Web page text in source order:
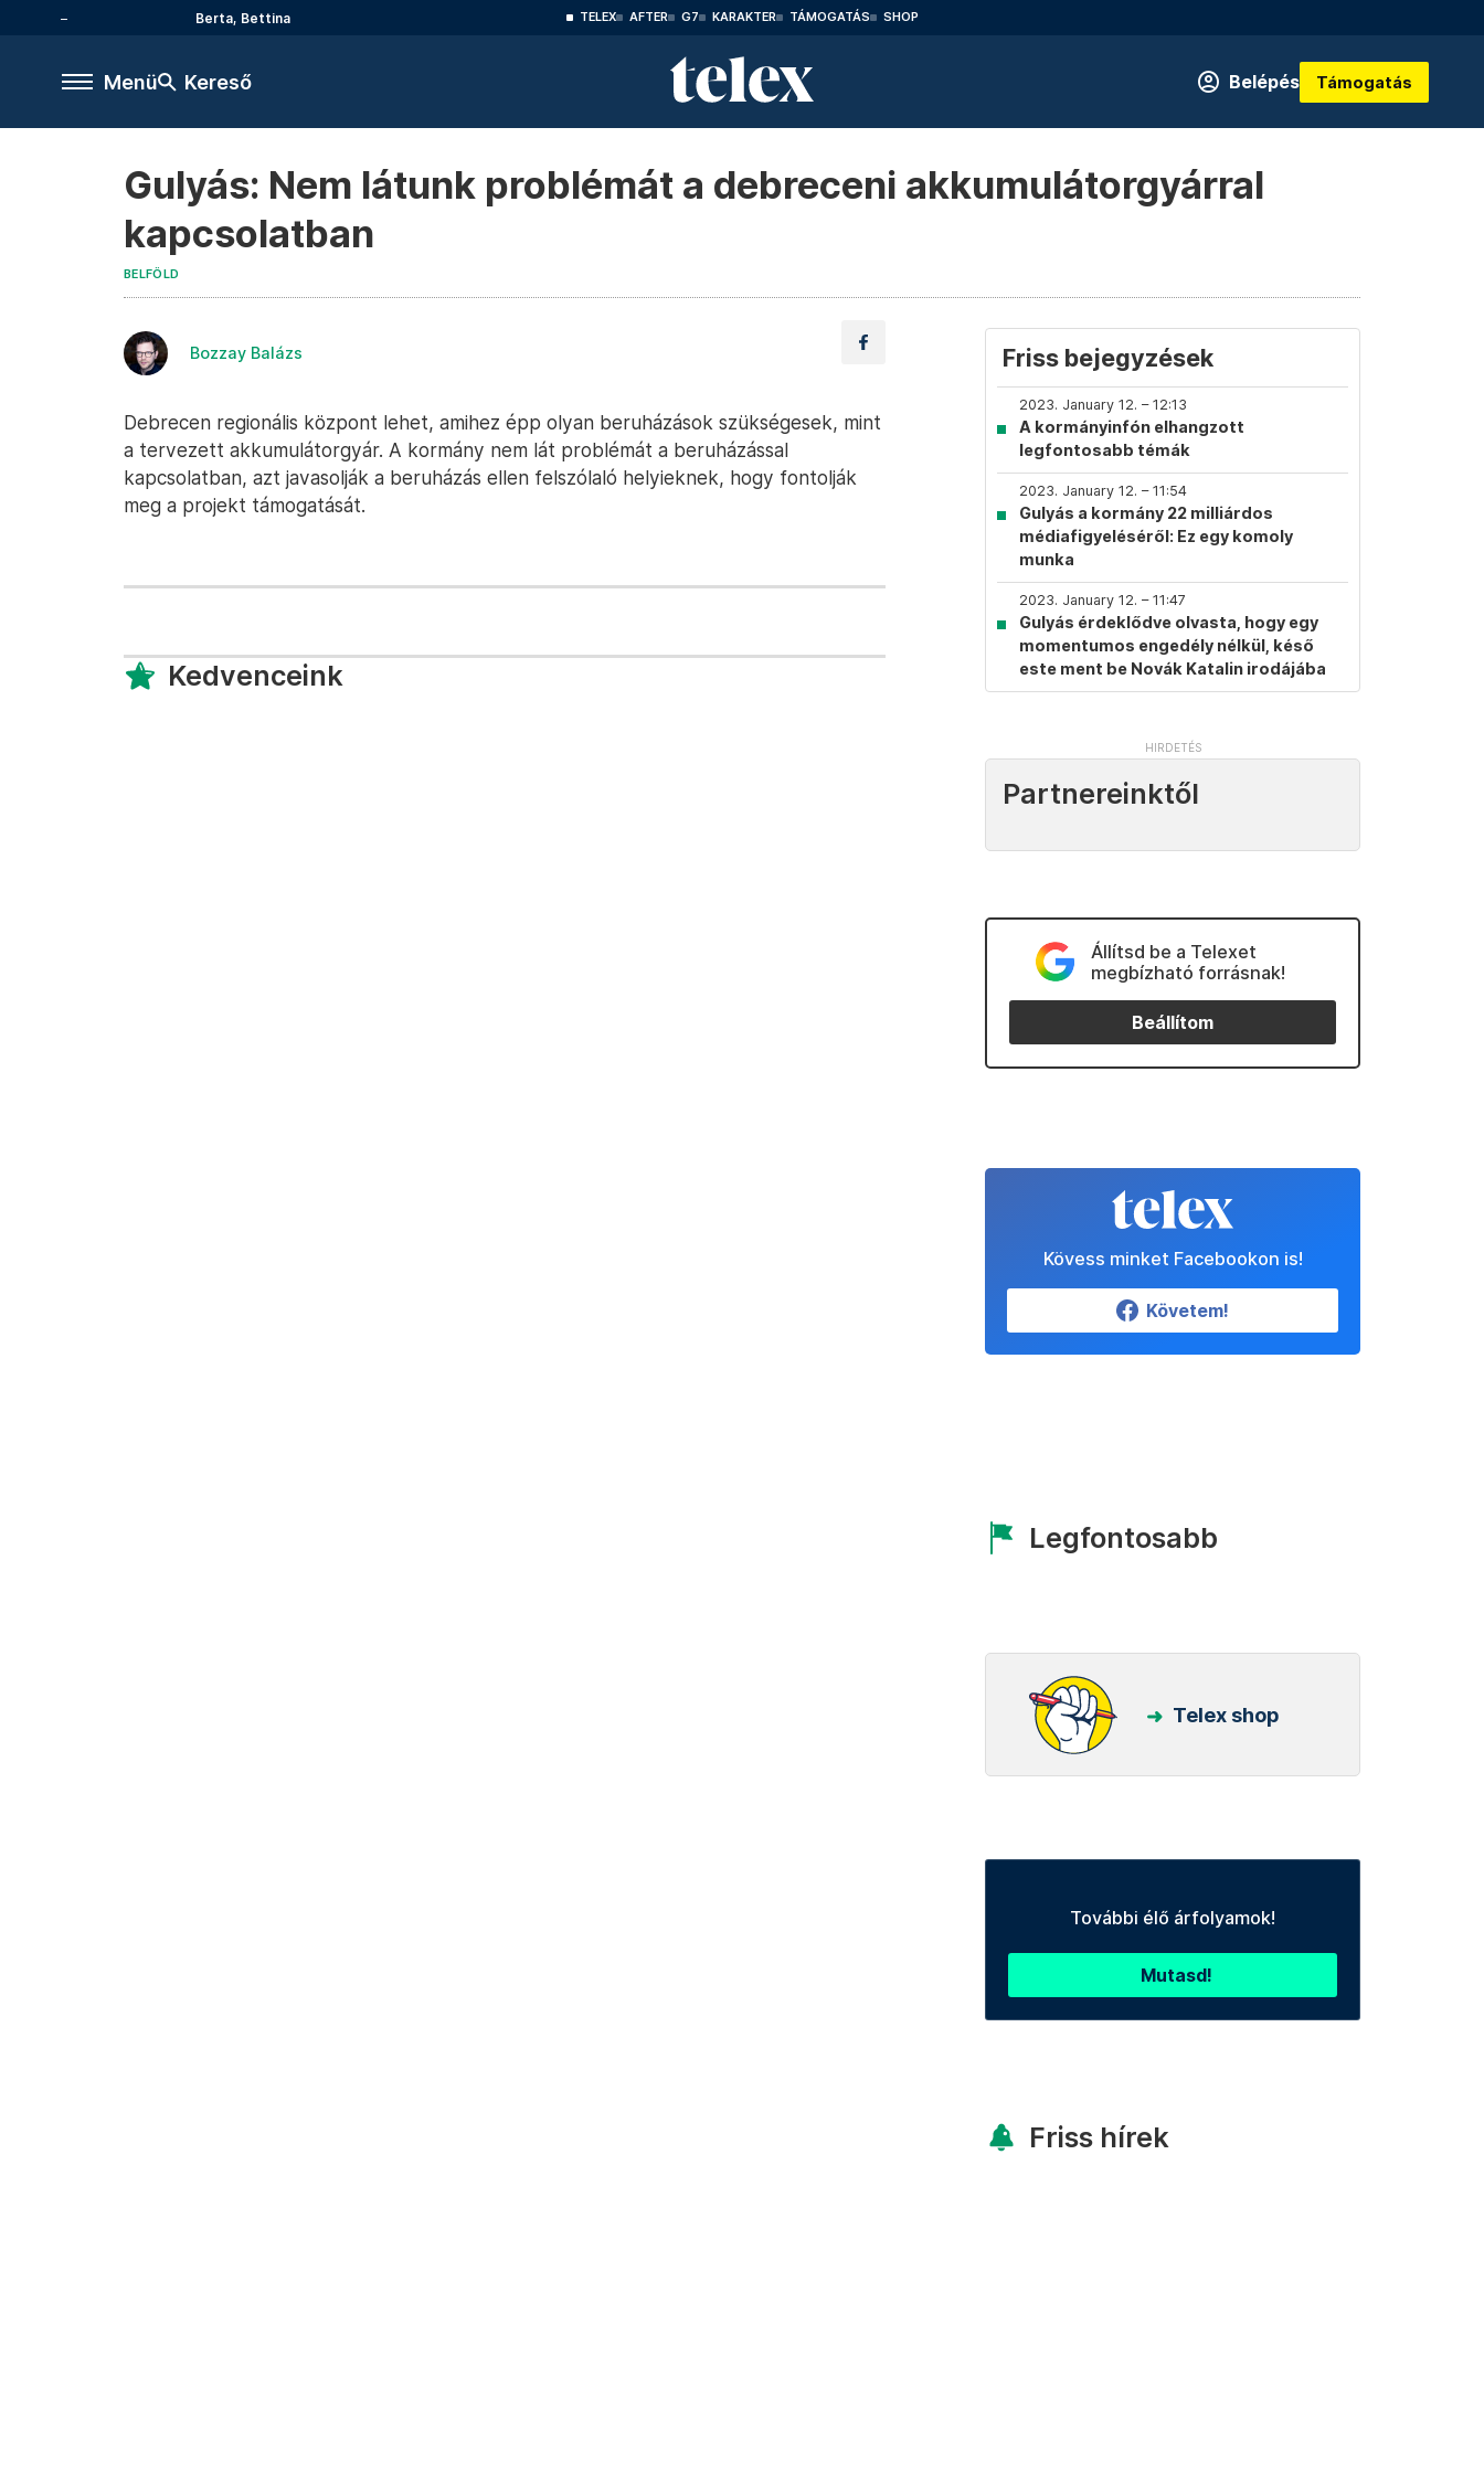
Berta, Bettina TELEX AFTER G7 KARAKTER TÁMOGATÁS SHOP
Menü Kereső Belépés Támogatás
Gulyás: Nem látunk problémát a debreceni akkumulátorgyárral
kapcsolatban
BELFÖLD
Bozzay Balázs
Debrecen regionális központ lehet, amihez épp olyan beruházások szükségesek, mint
a tervezett akkumulátorgyár. A kormány nem lát problémát a beruházással
kapcsolatban, azt javasolják a beruházás ellen felszólaló helyieknek, hogy fontolják
meg a projekt támogatását.
Kedvenceink
Friss bejegyzések
2023. January 12. – 12:13
A kormányinfón elhangzott
legfontosabb témák
2023. January 12. – 11:54
Gulyás a kormány 22 milliárdos
médiafigyeléséről: Ez egy komoly
munka
2023. January 12. – 11:47
Gulyás érdeklődve olvasta, hogy egy
momentumos engedély nélkül, késő
este ment be Novák Katalin irodájába
Partnereinktől
Állítsd be a Telexet
megbízható forrásnak!
Beállítom
Kövess minket Facebookon is!
Követem!
Legfontosabb
Telex shop
További élő árfolyamok!
Mutasd!
Friss hírek